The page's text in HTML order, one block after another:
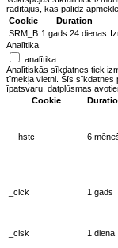
rādītājus, kas palīdz
Cookie
Duration
SRM_B 1 gads 24 dienas
Analītika
analītika
Analītiskās sīkdatnes tiek
tīmekļa vietni. Šīs sīkdatnes
īpatsvaru, datplūsmas
Cookie
__hstc 6
_clck 1 gads
_clsk 1 diena